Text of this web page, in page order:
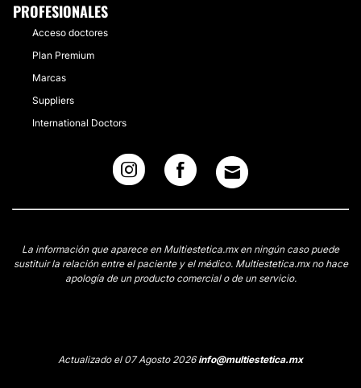
PROFESIONALES
Acceso doctores
Plan Premium
Marcas
Suppliers
International Doctors
La información que aparece en Multiestetica.mx en ningún caso puede
sustituir la relación entre el paciente y el médico. Multiestetica.mx no hace
apología de un producto comercial o de un servicio.
Actualizado el 07 Agosto 2026info@multiestetica.mx